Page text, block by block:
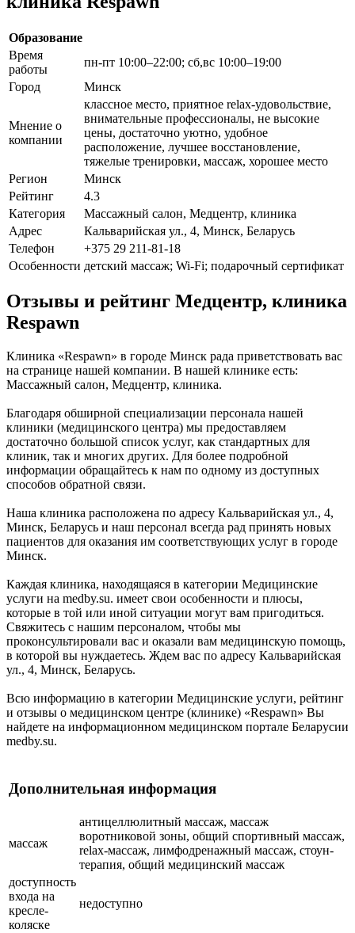
Образование
Время
работы
пн-пт 10:00–22:00; сб,вс 10:00–19:00
Город
Минск
Мнение о
компании
классное место, приятное relax-удовольствие,
внимательные профессионалы, не высокие
цены, достаточно уютно, удобное
расположение, лучшее восстановление,
тяжелые тренировки, массаж, хорошее место
Регион
Минск
Рейтинг
4.3
Категория
Массажный салон, Медцентр, клиника
Адрес
Кальварийская ул., 4, Минск, Беларусь
Телефон
+375 29 211-81-18
Особенности детский массаж; Wi-Fi; подарочный сертификат
Отзывы и рейтинг Медцентр, клиника
Respawn
Клиника «Respawn» в городе Минск рада приветствовать вас
на странице нашей компании. В нашей клинике есть:
Массажный салон, Медцентр, клиника.
Благодаря обширной специализации персонала нашей
клиники (медицинского центра) мы предоставляем
достаточно большой список услуг, как стандартных для
клиник, так и многих других. Для более подробной
информации обращайтесь к нам по одному из доступных
способов обратной связи.
Наша клиника расположена по адресу Кальварийская ул., 4,
Минск, Беларусь и наш персонал всегда рад принять новых
пациентов для оказания им соответствующих услуг в городе
Минск.
Каждая клиника, находящаяся в категории Медицинские
услуги на medby.su. имеет свои особенности и плюсы,
которые в той или иной ситуации могут вам пригодиться.
Свяжитесь с нашим персоналом, чтобы мы
проконсультировали вас и оказали вам медицинскую помощь,
в которой вы нуждаетесь. Ждем вас по адресу Кальварийская
ул., 4, Минск, Беларусь.
Всю информацию в категории Медицинские услуги, рейтинг
и отзывы о медицинском центре (клинике) «Respawn» Вы
найдете на информационном медицинском портале Беларусии
medby.su.
Дополнительная информация
массаж
антицеллюлитный массаж, массаж
воротниковой зоны, общий спортивный массаж,
relax-массаж, лимфодренажный массаж, стоун-
терапия, общий медицинский массаж
доступность
входа на
кресле-
коляске
недоступно